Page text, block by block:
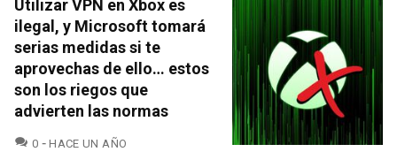
Utilizar VPN en Xbox es
ilegal, y Microsoft tomará
serias medidas si te
aprovechas de ello… estos
son los riegos que
advierten las normas
0 COMENTARIOS
HACE UN AÑO